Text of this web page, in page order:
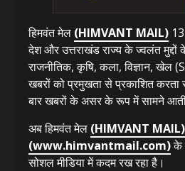
हिमवंत मेल (HIMVANT MAIL)
देश और उत्तराखंड राज्य के ज्वलंत मुद्दों
राजनीतिक, कृषि, कला, विज्ञान, खेल
खबरों को प्रमुखता से प्रकाशित करता
बार खबरों के असर के रूप में सामने आती
अब हिमवंत मेल (HIMVANT MAIL)
(www.himvantmail.com)के
सोशल मीडिया में कदम रख रहा है।